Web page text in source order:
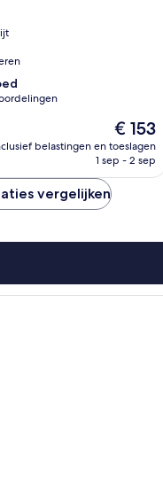
De
prijs
is
€ 153
belastingen en toeslagen
1 sep - 2 sep
vergelijken